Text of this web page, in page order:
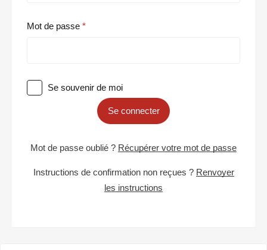
Mot de passe
Se souvenir de moi
Se connecter
Mot de passe oublié ? Récupérer votre mot de passe
Instructions de confirmation non reçues ? Renvoyer
les instructions